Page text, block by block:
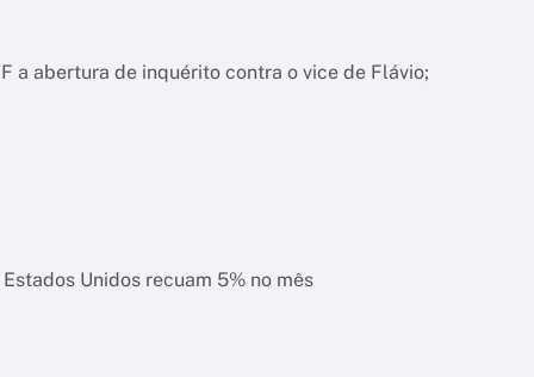
a abertura de inquérito contra o vice de Flávio;
Unidos recuam 5% no mês